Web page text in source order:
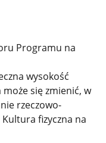
Programu na
wysokość
się zmienić, w
rzeczowo-
fizyczna na